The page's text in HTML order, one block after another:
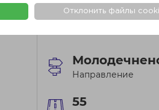
Отклонить файлы
Минская обл.,
Направление
55